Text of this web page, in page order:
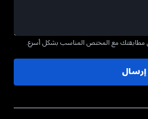
مطابقتك مع المختص المناسب بشكل أسرع.
إرسال